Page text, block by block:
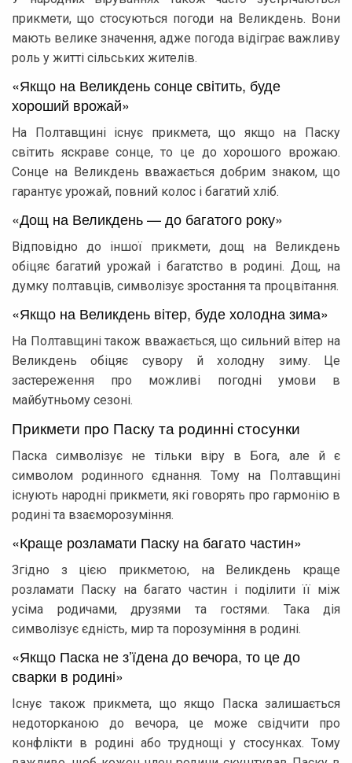
прикмети, що стосуються погоди на Великдень. Вони
мають велике значення, адже погода відіграє важливу
роль у житті сільських жителів.
«Якщо на Великдень сонце світить, буде
хороший врожай»
На Полтавщині існує прикмета, що якщо на Паску
світить яскраве сонце, то це до хорошого врожаю.
Сонце на Великдень вважається добрим знаком, що
гарантує урожай, повний колос і багатий хліб.
«Дощ на Великдень — до багатого року»
Відповідно до іншої прикмети, дощ на Великдень
обіцяє багатий урожай і багатство в родині. Дощ, на
думку полтавців, символізує зростання та процвітання.
«Якщо на Великдень вітер, буде холодна зима»
На Полтавщині також вважається, що сильний вітер на
Великдень обіцяє сувору й холодну зиму. Це
застереження про можливі погодні умови в
майбутньому сезоні.
Прикмети про Паску та родинні стосунки
Паска символізує не тільки віру в Бога, але й є
символом родинного єднання. Тому на Полтавщині
існують народні прикмети, які говорять про гармонію в
родині та взаєморозуміння.
«Краще розламати Паску на багато частин»
Згідно з цією прикметою, на Великдень краще
розламати Паску на багато частин і поділити її між
усіма родичами, друзями та гостями. Така дія
символізує єдність, мир та порозуміння в родині.
«Якщо Паска не з’їдена до вечора, то це до
сварки в родині»
Існує також прикмета, що якщо Паска залишається
недоторканою до вечора, це може свідчити про
конфлікти в родині або труднощі у стосунках. Тому